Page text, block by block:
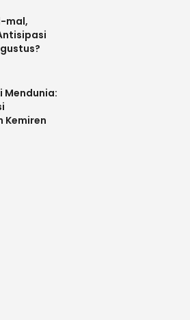
mal,
Mendunia:
Kemiren